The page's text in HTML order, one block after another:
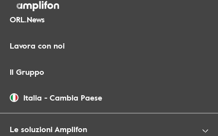
ORL.News
Lavora con noi
Il Gruppo
Italia - Cambia Paese
Le soluzioni Amplifon